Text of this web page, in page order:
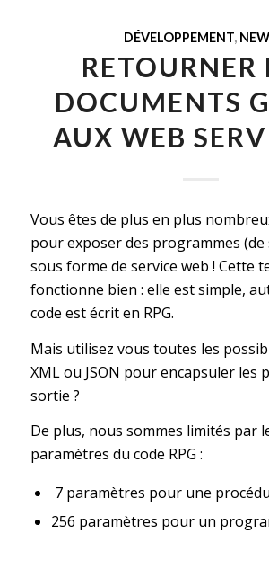
DÉVELOPPEMENT,
RETOURNER
DOCUMENTS
AUX WEB
Vous êtes de plus en plus
pour exposer des programmes (de
sous forme de service web ! Cette
fonctionne bien : elle est simple,
code est écrit en RPG.
Mais utilisez vous toutes les
XML ou JSON pour encapsuler les
sortie ?
De plus, nous sommes limités par
paramètres du code RPG :
7 paramètres pour une
256 paramètres pour un